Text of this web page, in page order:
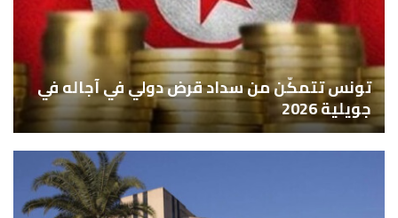
تونس تتمكّن من سداد قرض دولي في آجاله في
جويلية 2026